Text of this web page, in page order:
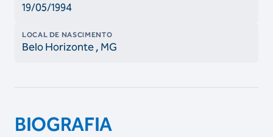
19/05/1994
LOCAL DE NASCIMENTO
Belo Horizonte, MG
BIOGRAFIA